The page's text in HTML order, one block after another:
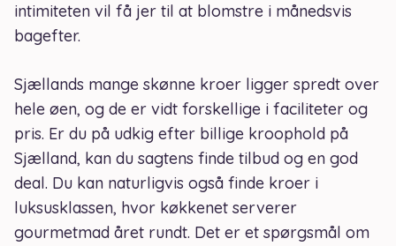
intimiteten vil få jer til at blomstre i månedsvis
bagefter.
Sjællands mange skønne kroer ligger spredt over
hele øen, og de er vidt forskellige i faciliteter og
pris. Er du på udkig efter billige kroophold på
Sjælland, kan du sagtens finde tilbud og en god
deal. Du kan naturligvis også finde kroer i
luksusklassen, hvor køkkenet serverer
gourmetmad året rundt. Det er et spørgsmål om